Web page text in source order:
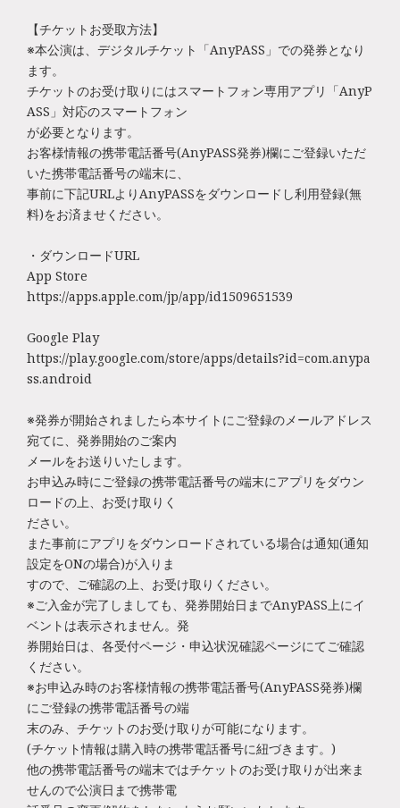
【チケットお受取方法】
※本公演は、デジタルチケット「AnyPASS」での発券となり
ます。
チケットのお受け取りにはスマートフォン専用アプリ「AnyP
ASS」対応のスマートフォン
が必要となります。
お客様情報の携帯電話番号(AnyPASS発券)欄にご登録いただ
いた携帯電話番号の端末に、
事前に下記URLよりAnyPASSをダウンロードし利用登録(無
料)をお済ませください。
・ダウンロードURL
App Store
https://apps.apple.com/jp/app/id1509651539
Google Play
https://play.google.com/store/apps/details?id=com.anypa
ss.android
※発券が開始されましたら本サイトにご登録のメールアドレス
宛てに、発券開始のご案内
メールをお送りいたします。
お申込み時にご登録の携帯電話番号の端末にアプリをダウン
ロードの上、お受け取りく
ださい。
また事前にアプリをダウンロードされている場合は通知(通知
設定をONの場合)が入りま
すので、ご確認の上、お受け取りください。
※ご入金が完了しましても、発券開始日までAnyPASS上にイ
ベントは表示されません。発
券開始日は、各受付ページ・申込状況確認ページにてご確認
ください。
※お申込み時のお客様情報の携帯電話番号(AnyPASS発券)欄
にご登録の携帯電話番号の端
末のみ、チケットのお受け取りが可能になります。
(チケット情報は購入時の携帯電話番号に紐づきます。)
他の携帯電話番号の端末ではチケットのお受け取りが出来ま
せんので公演日まで携帯電